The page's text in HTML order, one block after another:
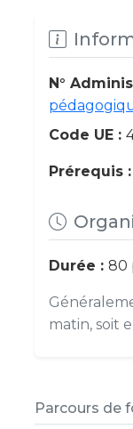
N°
Code UE :
Prérequis :
Durée : 80
matin, soit
Parcours de